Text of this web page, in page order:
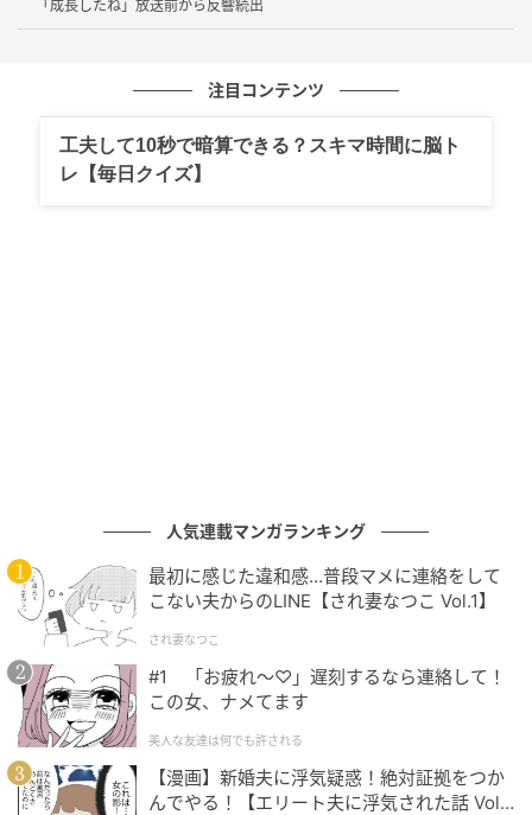
タイムラインを見てみると、「おっ！今年もか」「も
や、「開催ありがとう！」と番組への感謝を伝えるコ
メントが殺到。「今年は行きたいなー」「誰が出るん
やろ」と、今から参戦に向けてワクワクしている人も
朝のオンエアからますます目が離せませんね。今年は
一体どんな豪華メンバーが集結し、どんな驚きのパフ
ォーマンスを見せてくれるのでしょうか。
チケットの先行販売は6月末からスタート予定です。今
年もプラチナチケットになること間違いなしの「ラヴ
ィット！ロック」、これからの新しい情報もワクワク
しながら追いかけていきましょう。
「成長したね」放送前から反響続出
注目コンテンツ
工夫して10秒で暗算できる？スキマ時間に脳ト
レ【毎日クイズ】
人気連載マンガランキング
最初に感じた違和感…普段マメに連絡をして
こない夫からのLINE【され妻なつこ Vol.1】
され妻なつこ
#1 「お疲れ〜♡」遅刻するなら連絡して！
この女、ナメてます
美人な友達は何でも許される
【漫画】新婚夫に浮気疑惑！絶対証拠をつか
んでやる！【エリート夫に浮気された話 Vol.